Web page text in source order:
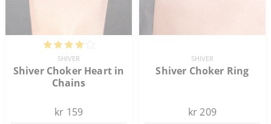
SHIVER
Shiver Choker Heart in
Chains
kr 159
SHIVER
Shiver Choker Ring
kr 209